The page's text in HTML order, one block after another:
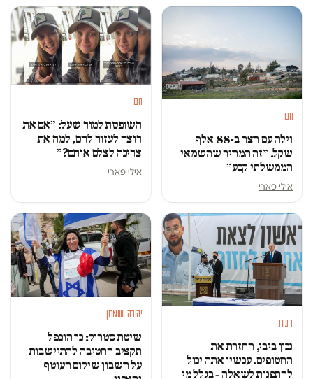
חם
וילה עם חצר ב-88 אלף
שקל. ״זה המחיר שהשמאי
הממשלתי קבע״
אילי פארי
חם
השופטת למור שעל: ״אם את
רוצה לעזור להם, למה את
צריכה לצלם אותם?״
אילי פארי
דעות
נכון ביבי, החזרת את
החטופים. עכשיו אתה יכול
להתפנות לשאלה – בגלל מי
יהודה ושומרון
שיטת סטרוק: כך הוכפל
תקציב החטיבה להתיישבות
על חשבון שיקום העוטף